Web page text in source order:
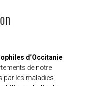
d’Occitanie
de notre
par les maladies